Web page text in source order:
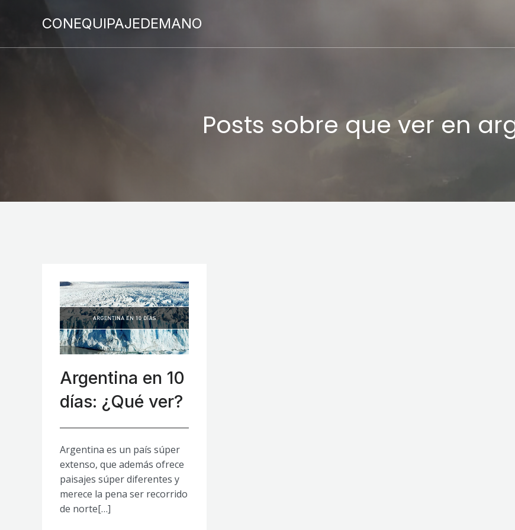
CONEQUIPAJEDEMANO
Posts sobre que ver en
Argentina en 10
días: ¿Qué ver?
Argentina es un país súper
extenso, que además ofrece
paisajes súper diferentes y
merece la pena ser recorrido
de norte[…]